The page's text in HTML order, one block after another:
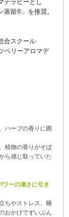
テラピーとし
蒸留®︎」を推奨。
合スクール
ベリーアロマデ
ハーブの香りに囲
植物の香りがそば
ら感じ取っていた
ーの凄さに引き
ちやストレス、睡
おかげでずいぶん